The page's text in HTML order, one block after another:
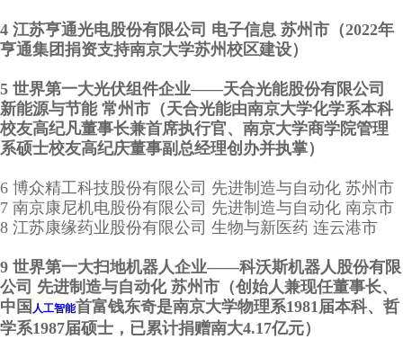
4 江苏亨通光电股份有限公司 电子信息 苏州市（2022年
亨通集团捐资支持南京大学苏州校区建设）
5 世界第一大光伏组件企业——天合光能股份有限公司
新能源与节能 常州市（天合光能由南京大学化学系本科
校友高纪凡董事长兼首席执行官、南京大学商学院管理
系硕士校友高纪庆董事副总经理创办并执掌）
6 博众精工科技股份有限公司 先进制造与自动化 苏州市
7 南京康尼机电股份有限公司 先进制造与自动化 南京市
8 江苏康缘药业股份有限公司 生物与新医药 连云港市
9 世界第一大扫地机器人企业——科沃斯机器人股份有限
公司 先进制造与自动化 苏州市（创始人兼现任董事长、
中国 人工智能首富钱东奇是南京大学物理系1981届本科、哲
学系1987届硕士，已累计捐赠南大4.17亿元）